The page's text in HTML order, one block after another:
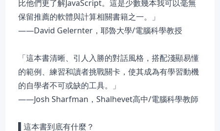
比他們更了解JavaScript。這是少數幾本我可以毫無
保留推薦的軟體與計算相關書籍之一。」
——David Gelernter，耶魯大學/電腦科學教授
「這本書清晰、引人入勝的對話風格，搭配淺顯易懂
的範例、練習和讀者挑戰關卡，使其成為有學習動機
的自學者不可或缺的工具。」
——Josh Sharfman，Shalhevet高中/電腦科學教師
▌這本書到底有什麼？